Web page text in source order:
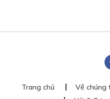
Trang chủ Về chúng